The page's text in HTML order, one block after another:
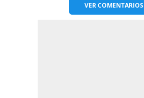
VERCOMENTARIOS